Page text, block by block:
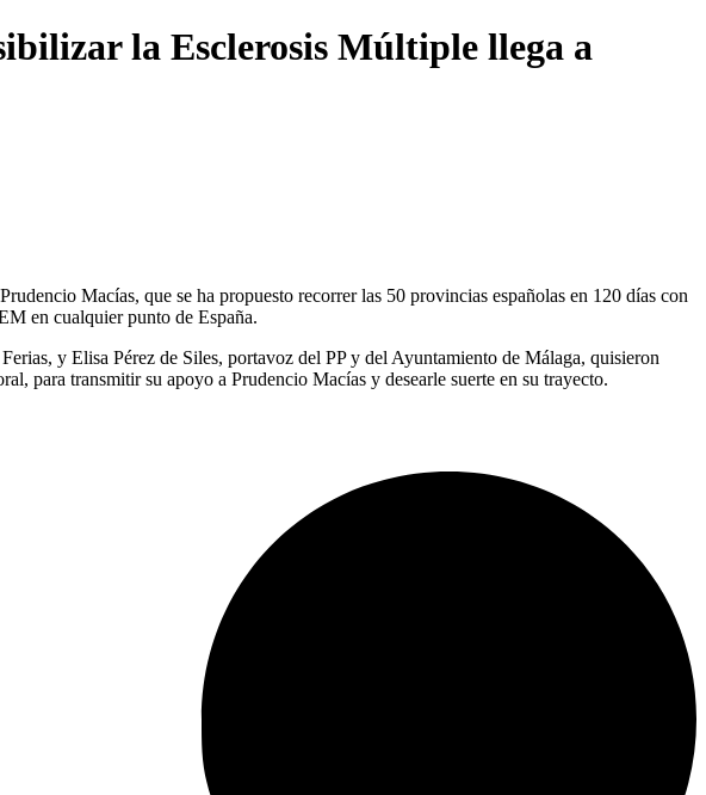
la Esclerosis Múltiple llega a
Macías, que se ha propuesto recorrer las 50 provincias españolas en 120 días con
en cualquier punto de España.
y Elisa Pérez de Siles, portavoz del PP y del Ayuntamiento de Málaga, quisieron
para transmitir su apoyo a Prudencio Macías y desearle suerte en su trayecto.